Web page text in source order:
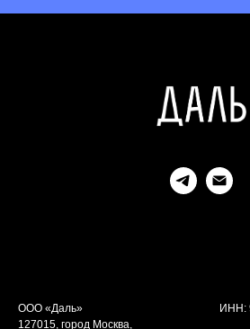
ООО «Даль»
127015, город Москва,
ИНН: